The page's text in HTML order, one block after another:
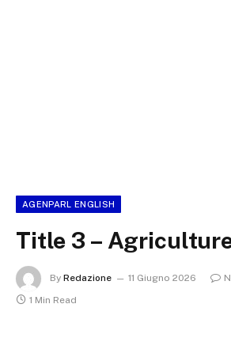
AGENPARL ENGLISH
Title 3 –
By Redazione 11 Giugno 2026
1 Min Read